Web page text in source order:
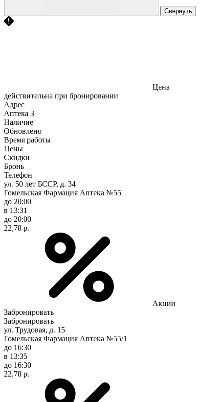
Свернуть
Цена
действительна при бронировании
Адрес
Аптека 3
Наличие
Обновлено
Время работы
Цены
Скидки
Бронь
Телефон
ул. 50 лет БССР, д. 34
Гомельская Фармация Аптека №55
до 20:00
в 13:31
до 20:00
22,78 р.
Акции
Забронировать
Забронировать
ул. Трудовая, д. 15
Гомельская Фармация Аптека №55/1
до 16:30
в 13:35
до 16:30
22,78 р.